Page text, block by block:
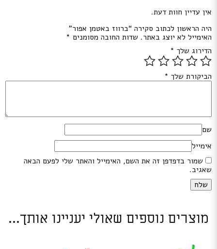
אין עדיין חוות דעת.
היה הראשון לכתוב סקירה “ברווז באטמן אפור”
האימייל לא יוצג באתר. שדות החובה מסומנים *
הדירוג שלך *
הביקורת שלך *
שם
אימייל
שמור בדפדפן זה את השם, האימייל והאתר שלי לפעם הבאה
שאגיב.
מוצרים נוספים שאולי יעניינו אותך...